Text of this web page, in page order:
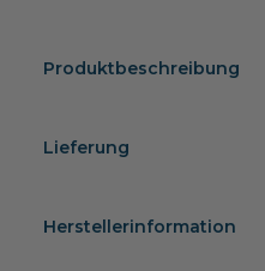
Produktbeschreibung
Lieferung
Herstellerinformation